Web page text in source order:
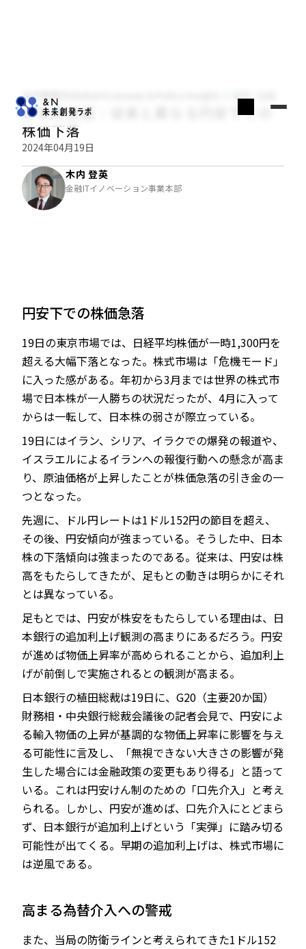
JP EN
木内登英のGlobal Economy & Policy Insight
日本株急落：従来と異なる円安下での
株価下落
2024年04月19日
木内 登英
金融ITイノベーション事業本部
円安下での株価急落
19日の東京市場では、日経平均株価が一時1,300円を
超える大幅下落となった。株式市場は「危機モード」
に入った感がある。年初から3月までは世界の株式市
場で日本株が一人勝ちの状況だったが、4月に入って
からは一転して、日本株の弱さが際立っている。
19日にはイラン、シリア、イラクでの爆発の報道や、
イスラエルによるイランへの報復行動への懸念が高ま
り、原油価格が上昇したことが株価急落の引き金の一
つとなった。
先週に、ドル円レートは1ドル152円の節目を超え、
その後、円安傾向が強まっている。そうした中、日本
株の下落傾向は強まったのである。従来は、円安は株
高をもたらしてきたが、足もとの動きは明らかにそれ
とは異なっている。
足もとでは、円安が株安をもたらしている理由は、日
本銀行の追加利上げ観測の高まりにあるだろう。円安
が進めば物価上昇率が高められることから、追加利上
げが前倒しで実施されるとの観測が高まる。
日本銀行の植田総裁は19日に、G20（主要20か国）
財務相・中央銀行総裁会議後の記者会見で、円安によ
る輸入物価の上昇が基調的な物価上昇率に影響を与え
る可能性に言及し、「無視できない大きさの影響が発
生した場合には金融政策の変更もあり得る」と語って
いる。これは円安けん制のための「口先介入」と考え
られる。しかし、円安が進めば、口先介入にとどまら
ず、日本銀行が追加利上げという「実弾」に踏み切る
可能性が出てくる。早期の追加利上げは、株式市場に
は逆風である。
高まる為替介入への警戒
また、当局の防衛ラインと考えられてきた1ドル152